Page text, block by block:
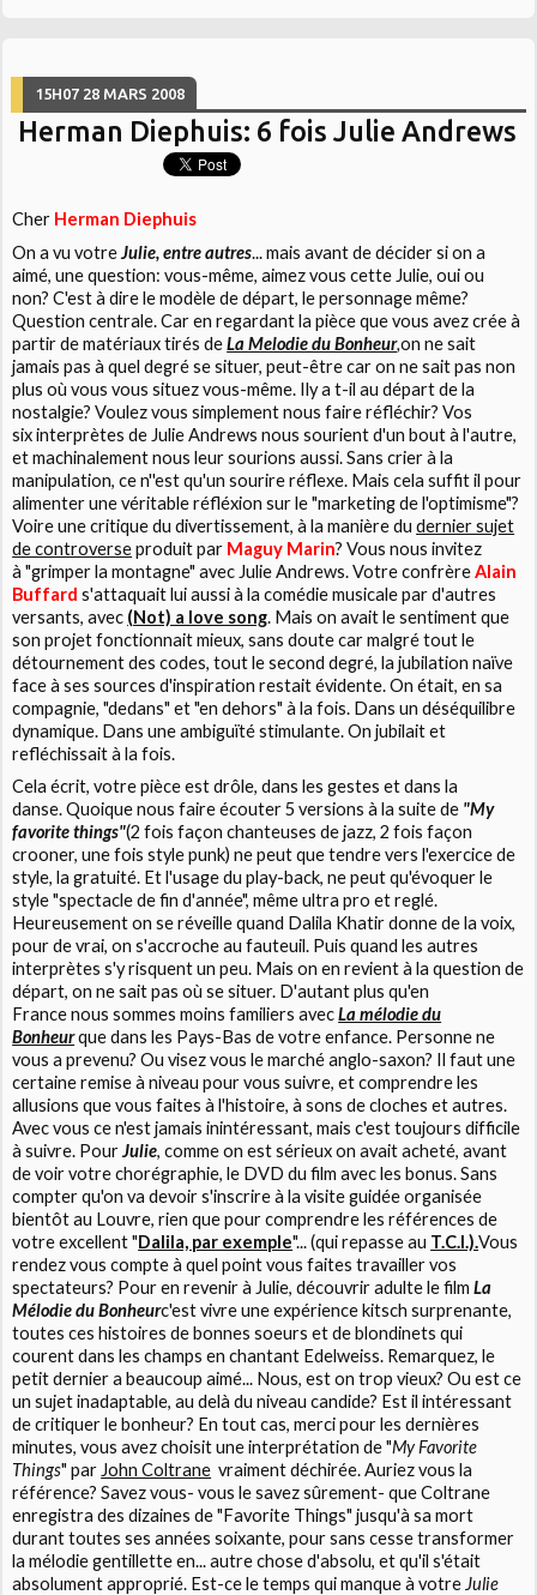
15H07 28 MARS 2008
Herman Diephuis: 6 fois Julie Andrews
Cher Herman Diephuis
On a vu votreJulie, entre autres... mais avant de décider si on a
aimé, une question: vous-même, aimez vous cette Julie, oui ou
non? C'est à dire le modèle de départ, le personnage même?
Question centrale. Car en regardant la pièce que vous avez crée à
partir de matériaux tirés deLa Melodie du Bonheur,on ne sait
jamais pas à quel degré se situer, peut-être car on ne sait pas non
plus où vous vous situez vous-même. Ily a t-il au départ de la
nostalgie? Voulez vous simplement nous faire réfléchir? Vos
six interprètes de Julie Andrews nous sourient d'un bout à l'autre,
et machinalement nous leur sourions aussi. Sans crier à la
manipulation, ce n''est qu'un sourire réflexe. Mais cela suffit il pour
alimenter une véritable réfléxion sur le "marketing de l'optimisme"?
Voire une critique du divertissement, à la manière dudernier sujet
de controverseproduit par Maguy Marin? Vous nous invitez
à "grimper la montagne" avec Julie Andrews. Votre confrèreAlain
Buffard s'attaquait lui aussi à la comédie musicale par d'autres
versants, avec (Not) a love song. Mais on avait le sentiment que
son projet fonctionnait mieux, sans doute car malgré tout le
détournement des codes, tout le second degré, la jubilation naïve
face à ses sources d'inspiration restait évidente. On était, en sa
compagnie, "dedans" et "en dehors" à la fois. Dans un déséquilibre
dynamique. Dans une ambiguïté stimulante. On jubilait et
refléchissait à la fois.
Cela écrit, votre pièce est drôle, dans les gestes et dans la
danse. Quoique nous faire écouter 5 versions à la suite de "My
favorite things"(2 fois façon chanteuses de jazz, 2 fois façon
crooner, une fois style punk) ne peut que tendre vers l'exercice de
style, la gratuité. Et l'usage du play-back, ne peut qu'évoquer le
style "spectacle de fin d'année", même ultra pro et reglé.
Heureusement on se réveille quand Dalila Khatir donne de la voix,
pour de vrai, on s'accroche au fauteuil. Puis quand les autres
interprètes s'y risquent un peu. Mais on en revient à la question de
départ, on ne sait pas où se situer. D'autant plus qu'en
France nous sommes moins familiers avecLa mélodie du
Bonheurque dans les Pays-Bas de votre enfance. Personne ne
vous a prevenu? Ou visez vous le marché anglo-saxon? Il faut une
certaine remise à niveau pour vous suivre, et comprendre les
allusions que vous faites à l'histoire, à sons de cloches et autres.
Avec vous ce n'est jamais inintéressant, mais c'est toujours difficile
à suivre. PourJulie, comme on est sérieux on avait acheté, avant
de voir votre chorégraphie, le DVD du film avec les bonus. Sans
compter qu'on va devoir s'inscrire à la visite guidée organisée
bientôt au Louvre, rien que pour comprendre les références de
votre excellent "Dalila, par exemple"... (qui repasse au T.C.I.).Vous
rendez vous compte à quel point vous faites travailler vos
spectateurs? Pour en revenir à Julie, découvrir adulte le filmLa
Mélodie du Bonheurc'est vivre une expérience kitsch surprenante,
toutes ces histoires de bonnes soeurs et de blondinets qui
courent dans les champs en chantant Edelweiss. Remarquez, le
petit dernier a beaucoup aimé... Nous, est on trop vieux? Ou est ce
un sujet inadaptable, au delà du niveau candide? Est il intéressant
de critiquer le bonheur? En tout cas, merci pour les dernières
minutes, vous avez choisit une interprétation de "My Favorite
Things" par John Coltrane vraiment déchirée. Auriez vous la
référence? Savez vous- vous le savez sûrement- que Coltrane
enregistra des dizaines de "Favorite Things" jusqu'à sa mort
durant toutes ses années soixante, pour sans cesse transformer
la mélodie gentillette en... autre chose d'absolu, et qu'il s'était
absolument approprié. Est-ce le temps qui manque à votre Julie